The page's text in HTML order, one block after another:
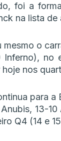
foi a
na lista de
o
Inferno), no
nos
para a
13-10
Q4 (14 e